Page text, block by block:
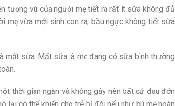
tượng vú của người mẹ tiết ra rất ít sữa không đủ
mẹ vừa mới sinh con ra, bầu ngực không tiết sữa
mất sữa. Mất sữa là mẹ đang có sữa bình thường
thời gian ngắn và không gây nên bất cứ đau đớn
lại có thể khiến cho trẻ bị đói nếu như bú mẹ hoàn